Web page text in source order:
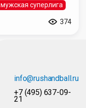
суперлига
374
info@rushandball.ru
+7 (495) 637-09-
21